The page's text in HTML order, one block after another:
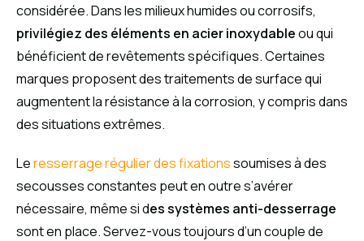
considérée. Dans les milieux humides ou corrosifs,
privilégiez des éléments en acier inoxydableou qui
bénéficient de revêtements spécifiques. Certaines
marques proposent des traitements de surface qui
augmentent la résistance à la corrosion, y compris dans
des situations extrêmes.
Leresserrage régulier des fixationssoumises à des
secousses constantes peut en outre s’avérer
nécessaire, même si des systèmes anti-desserrage
sont en place. Servez-vous toujours d’un couple de